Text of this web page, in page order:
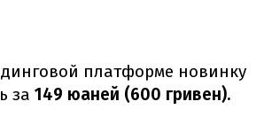
платформе новинку
за 149 юаней (600 гривен).